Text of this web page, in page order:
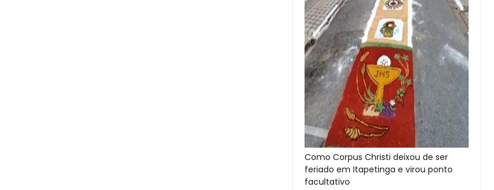
Como Corpus Christi deixou de ser
feriado em Itapetinga e virou ponto
facultativo